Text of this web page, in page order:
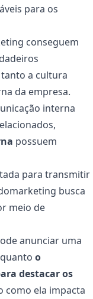
para os
conseguem
a cultura
da empresa.
interna
possuem
para transmitir
busca
meio de
anunciar uma
o
destacar os
como ela impacta